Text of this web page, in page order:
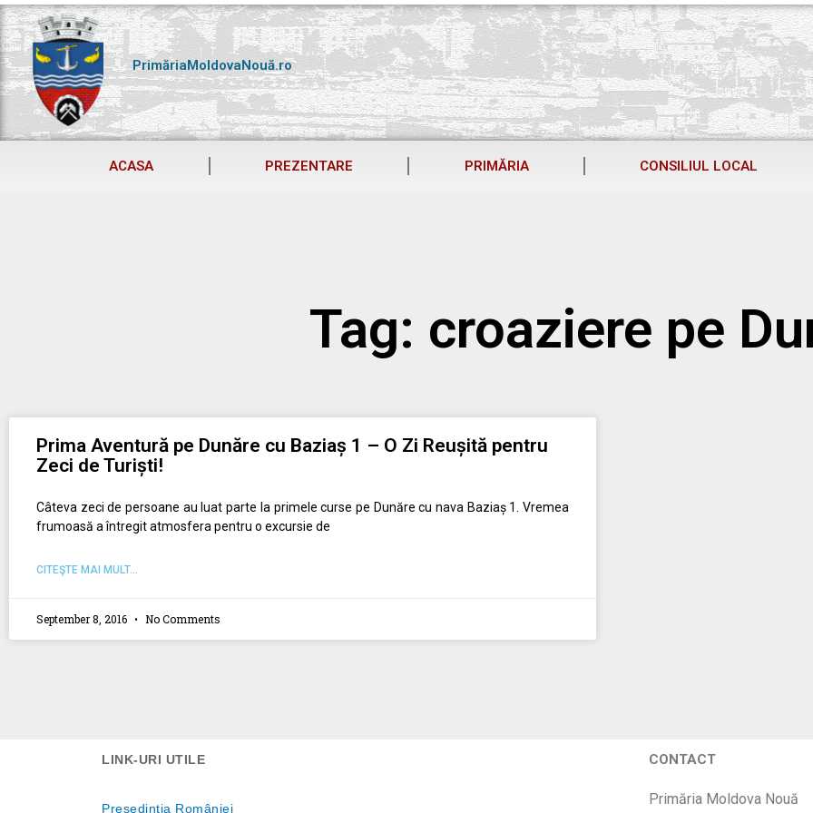
Skip
to
content
PrimăriaMoldovaNouă.ro
ACASA PREZENTARE PRIMĂRIA CONSILIUL LOCAL
Tag: croaziere pe
Prima Aventură pe Dunăre cu Baziaș 1 – O Zi Reușită pentru
Zeci de Turiști!
Câteva zeci de persoane au luat parte la primele curse pe Dunăre cu nava Baziaș 1. Vremea
frumoasă a întregit atmosfera pentru o excursie de
CITEŞTE MAI MULT...
September 8, 2016 No Comments
LINK-URI UTILE
Preşedinţia României
CONTACT
Primăria Moldova Nouă